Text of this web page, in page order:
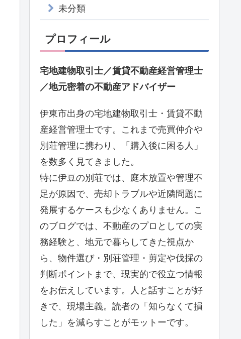
未分類
プロフィール
宅地建物取引士／賃貸不動産経営管理士
／地元密着の不動産アドバイザー
伊東市出身の宅地建物取引士・賃貸不動
産経営管理士です。これまで売買仲介や
別荘管理に携わり、「購入後に困る人」
を数多く見てきました。
特に伊豆の別荘では、庭木放置や管理不
足が原因で、売却トラブルや近隣問題に
発展するケースも少なくありません。こ
のブログでは、不動産のプロとしての実
務経験と、地元で暮らしてきた視点か
ら、物件選び・別荘管理・剪定や伐採の
判断ポイントまで、現実的で役立つ情報
をお伝えしています。人と話すことが好
きで、現場主義。読者の「知らなくて損
した」を減らすことがモットーです。